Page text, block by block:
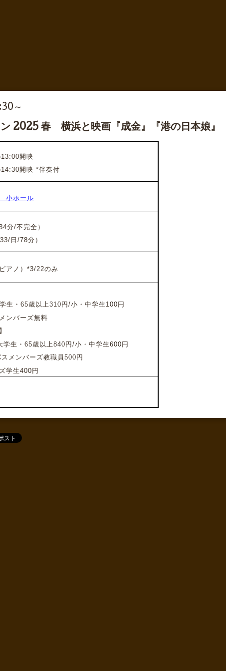
～
2025 春 横浜と映画『成金』『港の日本娘』
開映
開映 *伴奏付
小ホール
分/不完全）
日/78分）
アノ）*3/22のみ
生・65歳以上310円/小・中学生100円
ンバーズ無料
生・65歳以上840円/小・中学生600円
メンバーズ教職員500円
学生400円